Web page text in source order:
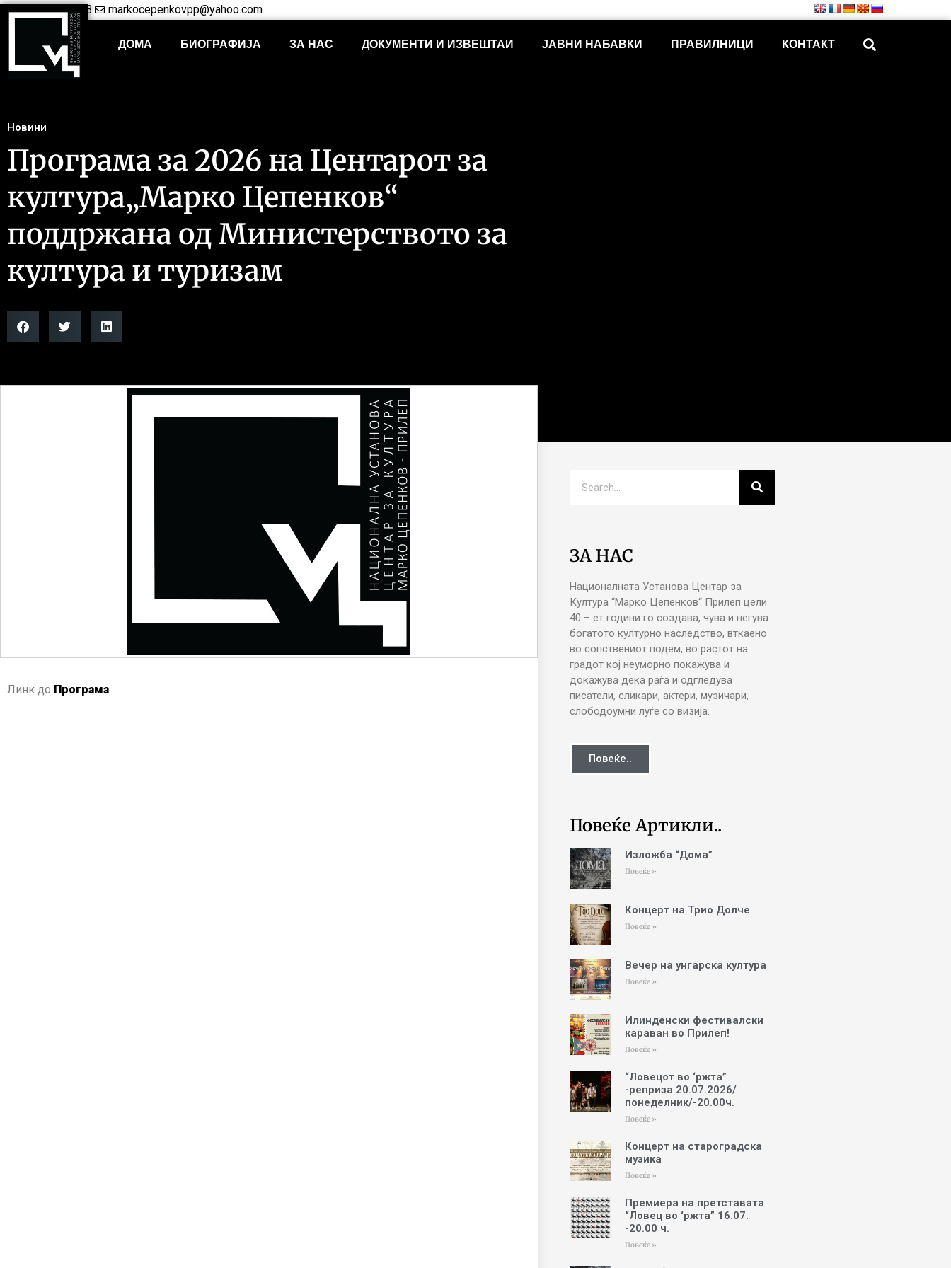
+38948421703 markocepenkovpp@yahoo.com
ДОМА БИОГРАФИЈА ЗА НАС ДОКУМЕНТИ И ИЗВЕШТАИ ЈАВНИ НАБАВКИ ПРАВИЛНИЦИ КОНТАКТ
Новини
Програма за 2026 на Центарот за
култура„Марко Цепенков“
поддржана од Министерството за
култура и туризам
Линк до Програма
ЗА НАС
Националната Установа Центар за
Култура “Марко Цепенков“ Прилеп цели
40 – ет години го создава, чува и негува
богатото културно наследство, вткаено
во сопствениот подем, во растот на
градот кој неуморно покажува и
докажува дека раѓа и одгледува
писатели, сликари, актери, музичари,
слободоумни луѓе со визија.
Повеќе..
Повеќе Артикли..
Изложба “Дома”
Повеќе »
Концерт на Трио Долче
Повеќе »
Вечер на унгарска култура
Повеќе »
Илинденски фестивалски
караван во Прилеп!
Повеќе »
“Ловецот во ‘ржта”
-реприза 20.07.2026/
понеделник/-20.00ч.
Повеќе »
Концерт на староградска
музика
Повеќе »
Премиера на претставата
“Ловец во ‘ржта” 16.07.
-20.00 ч.
Повеќе »